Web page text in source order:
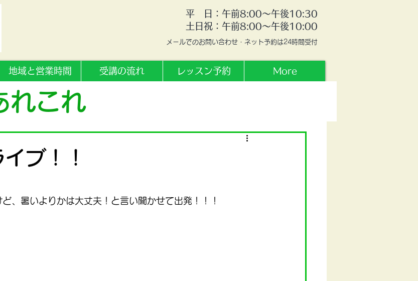
​平 日：午前8:00～午後10:30
土日祝：午前8:00〜午後10:00
​メールでのお問い合わせ・ネット予約は24時間受付
地域と営業時間 受講の流れ レッスン予約 More
れこれ
ブ！！
、暑いよりかは大丈夫！と言い聞かせて出発！！！